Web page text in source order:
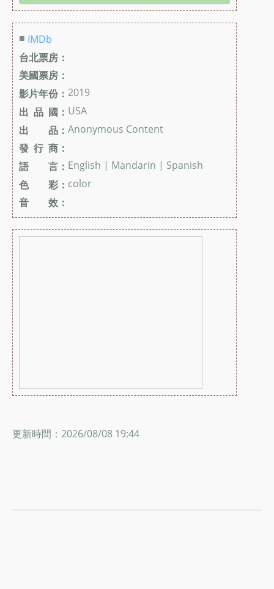
■ IMDb
台北票房：
美國票房：
影片年份： 2019
出 品 國： USA
出 品： Anonymous Content
發 行 商：
語 言： English | Mandarin | Spanish
色 彩： color
音 效：
更新時間：2026/08/08 19:44